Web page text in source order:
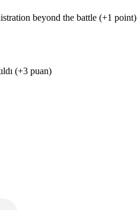
beyond the battle (+1 point)
(+3 puan)